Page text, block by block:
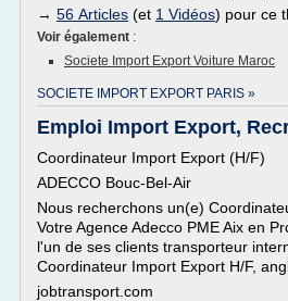
→ 56 Articles (et 1 Vidéos) pour ce
Voir également :
Societe Import Export Voiture Maroc
SOCIETE IMPORT EXPORT PARIS »
Emploi Import Export,
Coordinateur Import Export (H/F)
ADECCO Bouc-Bel-Air
Nous recherchons un(e)
Votre Agence Adecco PME Aix en
l'un de ses clients transporteur
Coordinateur Import Export H/F,
jobtransport.com